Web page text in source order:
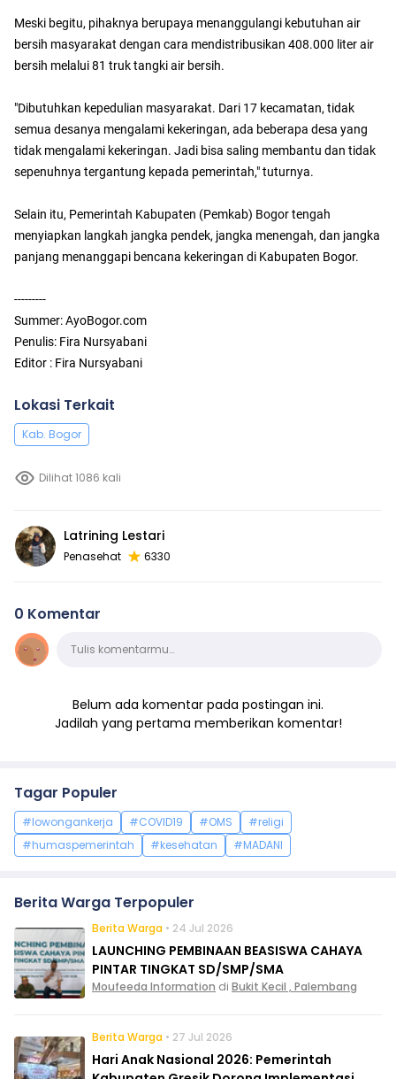
Meski begitu, pihaknya berupaya menanggulangi kebutuhan air
bersih masyarakat dengan cara mendistribusikan 408.000 liter air
bersih melalui 81 truk tangki air bersih.
"Dibutuhkan kepedulian masyarakat. Dari 17 kecamatan, tidak
semua desanya mengalami kekeringan, ada beberapa desa yang
tidak mengalami kekeringan. Jadi bisa saling membantu dan tidak
sepenuhnya tergantung kepada pemerintah," tuturnya.
Selain itu, Pemerintah Kabupaten (Pemkab) Bogor tengah
menyiapkan langkah jangka pendek, jangka menengah, dan jangka
panjang menanggapi bencana kekeringan di Kabupaten Bogor.
---------
Summer: AyoBogor.com
Penulis: Fira Nursyabani
Editor : Fira Nursyabani
Lokasi Terkait
Kab. Bogor
Dilihat 1086 kali
Latrining Lestari
Penasehat 6330
0 Komentar
KomentarTulis komentarmu…
Belum ada komentar pada postingan ini.
Jadilah yang pertama memberikan komentar!
Tagar Populer
#lowongankerja #COVID19 #OMS
#religi
#humaspemerintah
#kesehatan #MADANI
Berita Warga Terpopuler
Berita Warga • 24 Jul 2026
LAUNCHING PEMBINAAN BEASISWA CAHAYA
PINTAR TINGKAT SD/SMP/SMA
Moufeeda Information di Bukit Kecil , Palembang
Berita Warga • 27 Jul 2026
Hari Anak Nasional 2026: Pemerintah